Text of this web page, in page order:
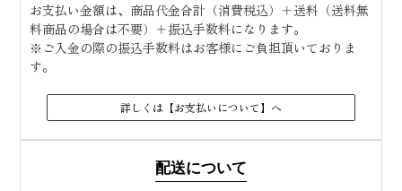
お支払い金額は、商品代金合計（消費税込）＋送料（送料無
料商品の場合は不要）＋振込手数料になります。
※ご入金の際の振込手数料はお客様にご負担頂いておりま
す。
詳しくは【お支払いについて】へ
配送について